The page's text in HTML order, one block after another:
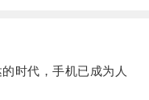
时代，手机已成为人